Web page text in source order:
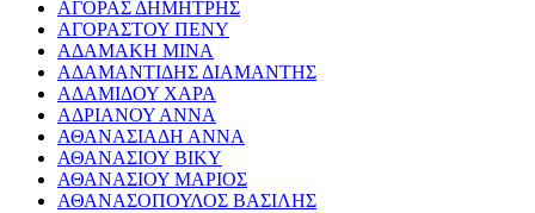
ΑΓΟΡΑΣ ΔΗΜΗΤΡΗΣ
ΑΓΟΡΑΣΤΟΥ ΠΕΝΥ
ΑΔΑΜΑΚΗ ΜΙΝΑ
ΑΔΑΜΑΝΤΙΔΗΣ ΔΙΑΜΑΝΤΗΣ
ΑΔΑΜΙΔΟΥ ΧΑΡΑ
ΑΔΡΙΑΝΟΥ ΑΝΝΑ
ΑΘΑΝΑΣΙΑΔΗ ΑΝΝΑ
ΑΘΑΝΑΣΙΟΥ ΒΙΚΥ
ΑΘΑΝΑΣΙΟΥ ΜΑΡΙΟΣ
ΑΘΑΝΑΣΟΠΟΥΛΟΣ ΒΑΣΙΛΗΣ